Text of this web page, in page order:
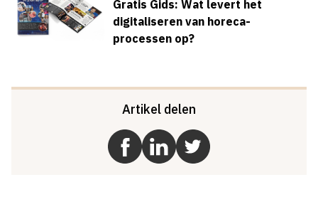
Gratis Gids: Wat levert het
digitaliseren van horeca-
processen op?
Artikel delen